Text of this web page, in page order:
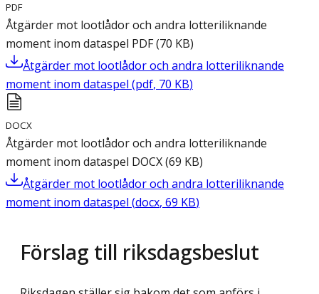
PDF
Åtgärder mot lootlådor och andra lotteriliknande
moment inom dataspel PDF(70 KB)
Åtgärder mot lootlådor och andra lotteriliknande
moment inom dataspel (pdf, 70 KB)
DOCX
Åtgärder mot lootlådor och andra lotteriliknande
moment inom dataspel DOCX(69 KB)
Åtgärder mot lootlådor och andra lotteriliknande
moment inom dataspel (docx, 69 KB)
Förslag till riksdagsbeslut